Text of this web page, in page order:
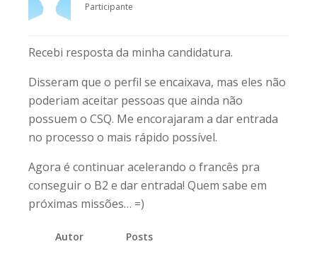
Participante
Recebi resposta da minha candidatura.
Disseram que o perfil se encaixava, mas eles não
poderiam aceitar pessoas que ainda não
possuem o CSQ. Me encorajaram a dar entrada
no processo o mais rápido possível.
Agora é continuar acelerando o francês pra
conseguir o B2 e dar entrada! Quem sabe em
próximas missões… =)
Autor Posts